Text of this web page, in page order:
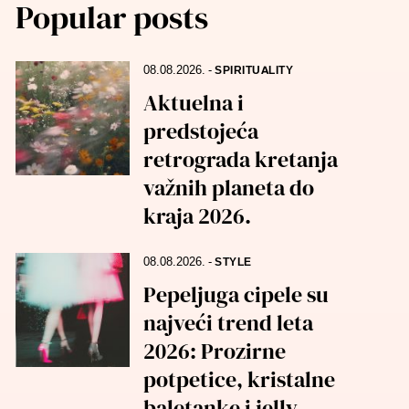
Popular posts
08.08.2026.-SPIRITUALITY
Aktuelna i
predstojeća
retrograda kretanja
važnih planeta do
kraja 2026.
08.08.2026.-STYLE
Pepeljuga cipele su
najveći trend leta
2026: Prozirne
potpetice, kristalne